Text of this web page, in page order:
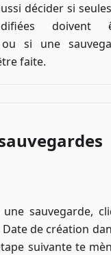
décider si
doivent
ou si une
faite.
sauvegarde,
de création
suivante te